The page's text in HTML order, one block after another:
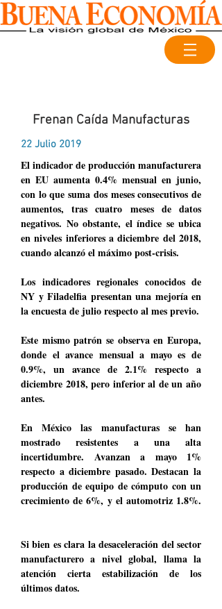
Frenan Caída Manufacturas
22 Julio 2019
El indicador de producción manufacturera
en EU aumenta 0.4% mensual en junio,
con lo que suma dos meses consecutivos de
aumentos, tras cuatro meses de datos
negativos. No obstante, el índice se ubica
en niveles inferiores a diciembre del 2018,
cuando alcanzó el máximo post-crisis.
Los indicadores regionales conocidos de
NY y Filadelfia presentan una mejoría en
la encuesta de julio respecto al mes previo.
Este mismo patrón se observa en Europa,
donde el avance mensual a mayo es de
0.9%, un avance de 2.1% respecto a
diciembre 2018, pero inferior al de un año
antes.
En México las manufacturas se han
mostrado resistentes a una alta
incertidumbre. Avanzan a mayo 1%
respecto a diciembre pasado. Destacan la
producción de equipo de cómputo con un
crecimiento de 6%, y el automotriz 1.8%.
Si bien es clara la desaceleración del sector
manufacturero a nivel global, llama la
atención cierta estabilización de los
últimos datos.